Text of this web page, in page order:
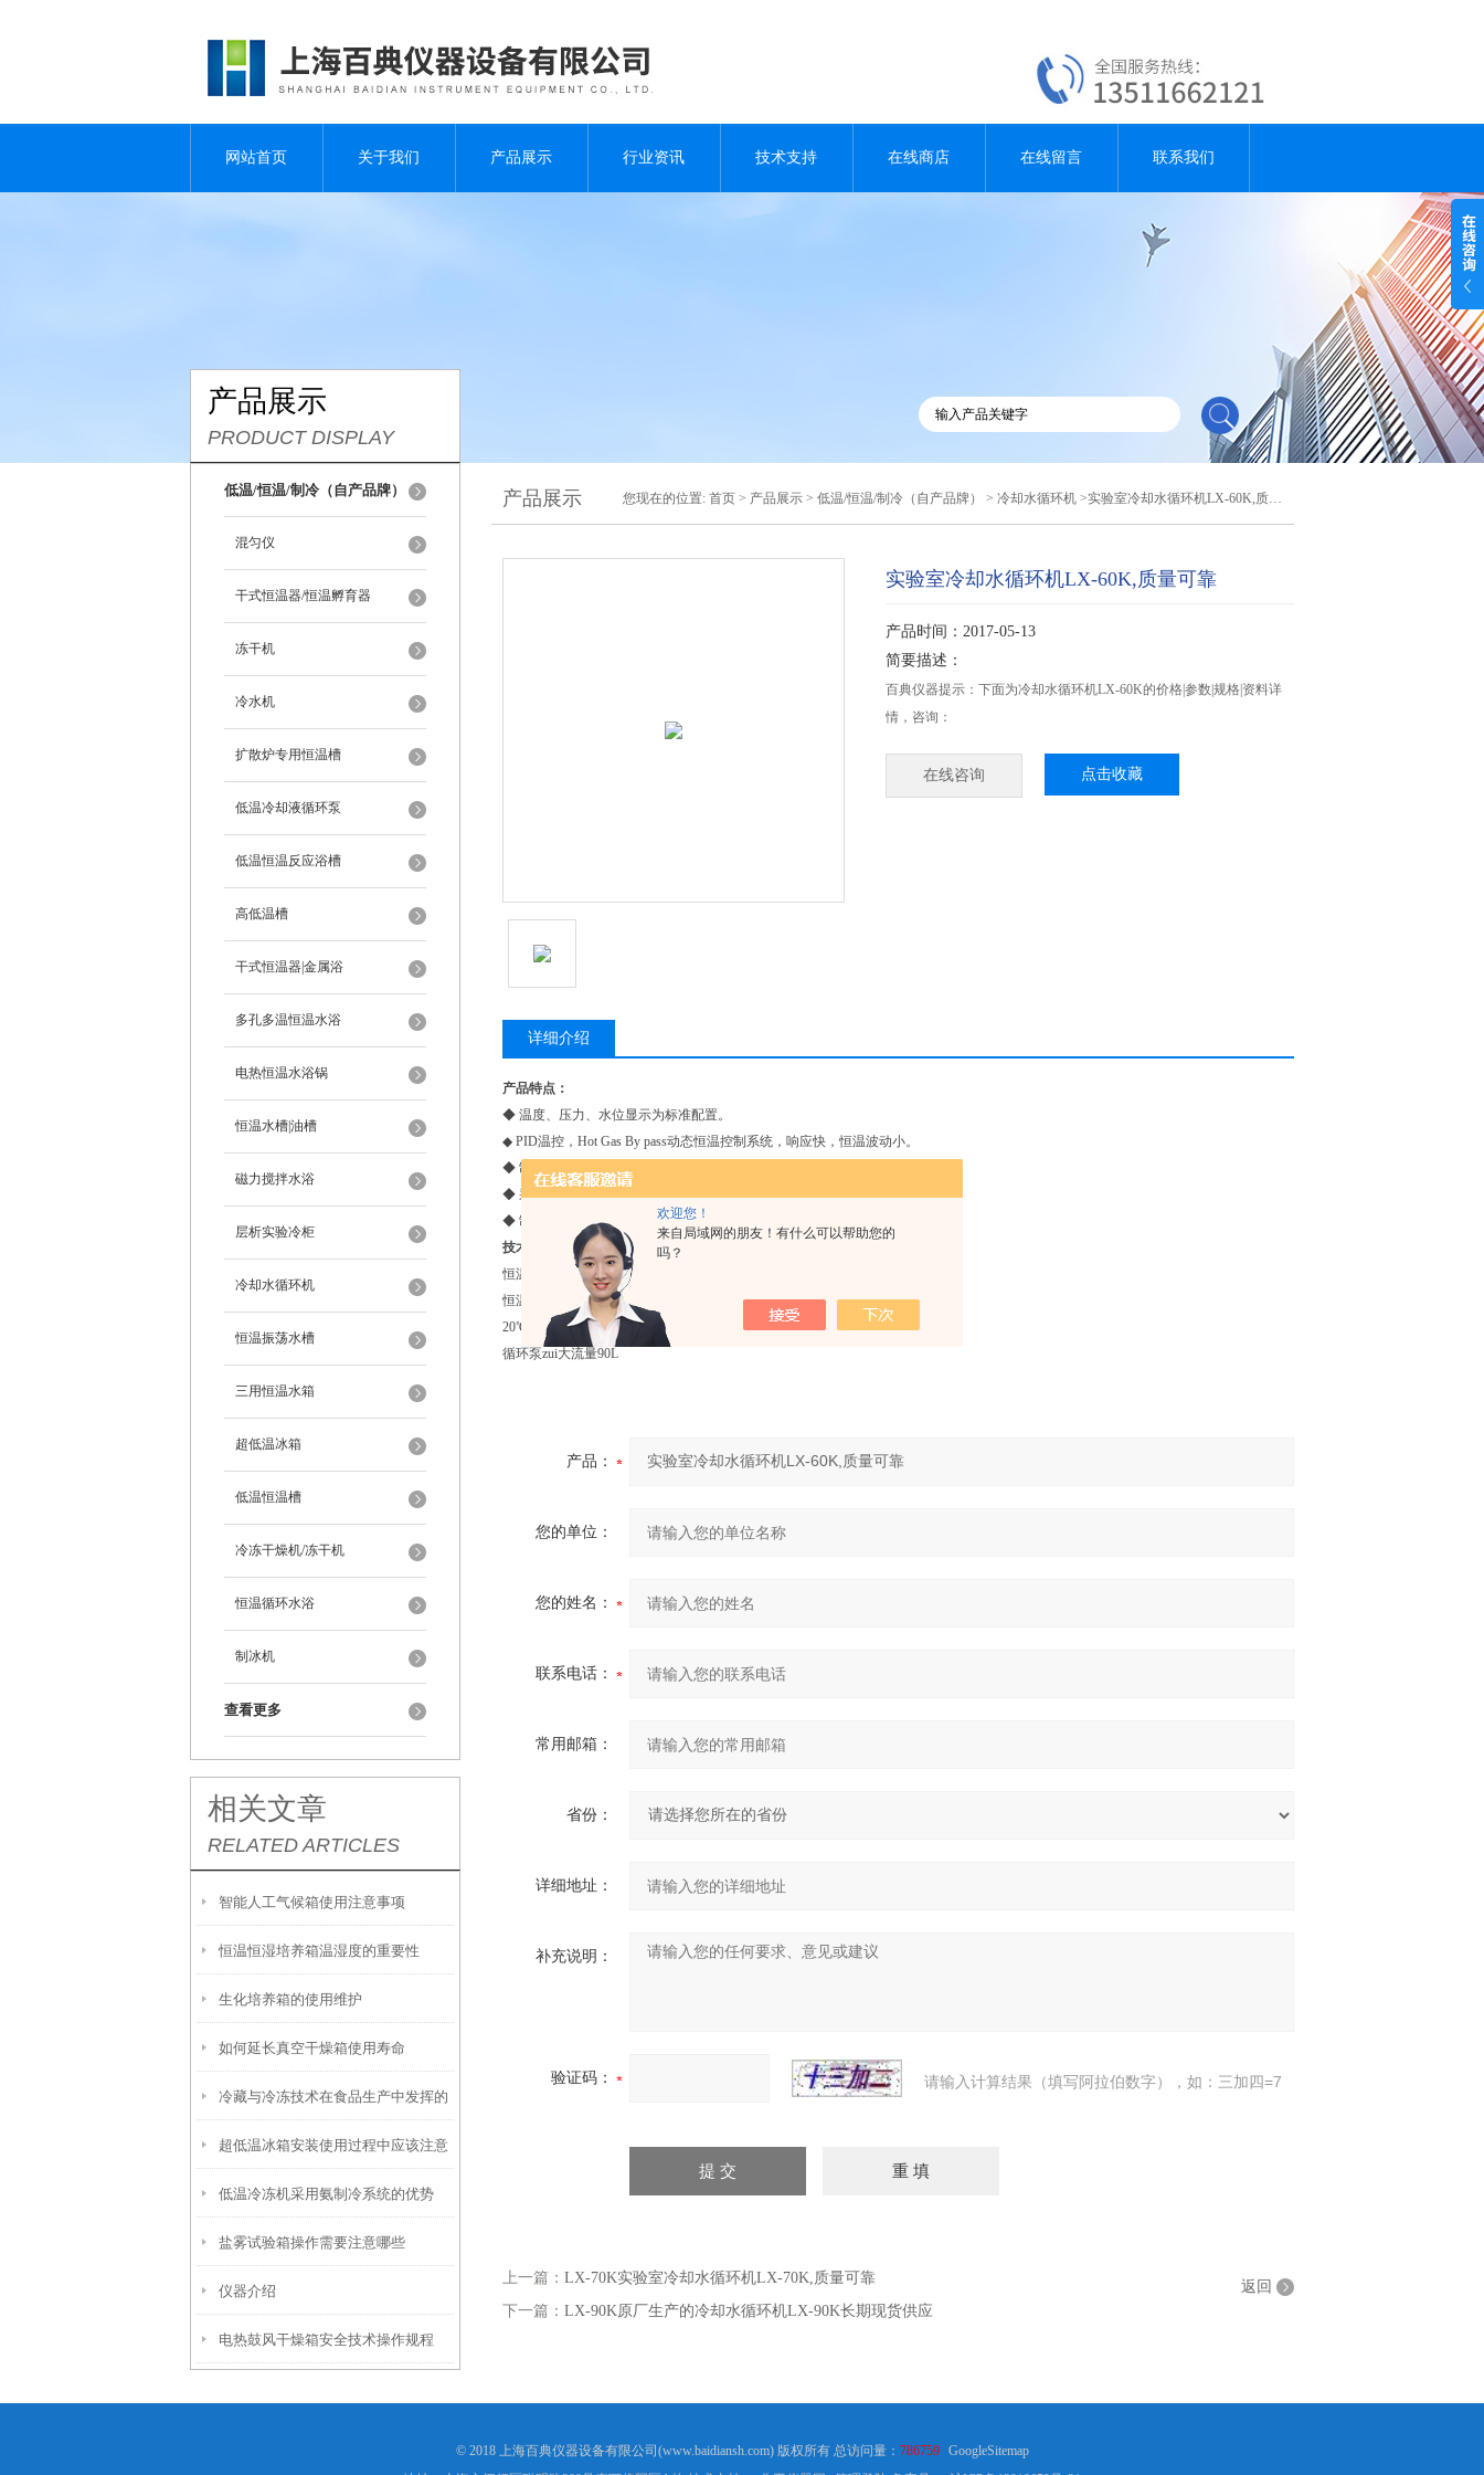
欢迎您！
来自局域网的朋友！有什么可以帮助您的
吗？
网站首页 关于我们 产品展示 行业资讯 技术支持 在线商店 在线留言 联系我们
产品展示
PRODUCT DISPLAY
低温/恒温/制冷（自产品牌）
混匀仪
干式恒温器/恒温孵育器
冻干机
冷水机
扩散炉专用恒温槽
低温冷却液循环泵
低温恒温反应浴槽
高低温槽
干式恒温器|金属浴
多孔多温恒温水浴
电热恒温水浴锅
恒温水槽|油槽
磁力搅拌水浴
层析实验冷柜
冷却水循环机
恒温振荡水槽
三用恒温水箱
超低温冰箱
低温恒温槽
冷冻干燥机/冻干机
恒温循环水浴
制冰机
查看更多
相关文章
RELATED ARTICLES
智能人工气候箱使用注意事项
恒温恒湿培养箱温湿度的重要性
生化培养箱的使用维护
如何延长真空干燥箱使用寿命
冷藏与冷冻技术在食品生产中发挥的
作用很关键
超低温冰箱安装使用过程中应该注意
的问题
低温冷冻机采用氨制冷系统的优势
盐雾试验箱操作需要注意哪些
仪器介绍
电热鼓风干燥箱安全技术操作规程
产品展示 您现在的位置: 首页 > 产品展示 > 低温/恒温/制冷（自产品牌） > 冷却水循环机 >实验室冷却水循环机LX-60K,质量可靠
实验室冷却水循环机LX-60K,质量可靠
产品时间：2017-05-13
简要描述：
百典仪器提示：下面为冷却水循环机LX-60K的价格|参数|规格|资料详
情，咨询：
在线咨询 点击收藏
详细介绍
产品特点：
◆ 温度、压力、水位显示为标准配置。
◆ PID温控，Hot Gas By pass动态恒温控制系统，响应快，恒温波动小。
◆ 制冷系统采用优质压缩机、制冷量大，降温快。
◆ 采用优质循环泵，循环流量大，压力高并连续可调。
◆ 制冷功率和循环泵压力可以满足实验室分析仪器的冷却和恒温。
技术参数：
恒温范围 8～25℃
恒温波动度±1℃
20℃室温之制冷量60KW
循环泵zui大流量90L
产品：
您的单位：
您的姓名：
联系电话：
常用邮箱：
省份：
详细地址：
补充说明：
验证码： 请输入计算结果（填写阿拉伯数字），如：三加四=7
上一篇： LX-70K实验室冷却水循环机LX-70K,质量可靠
下一篇： LX-90K原厂生产的冷却水循环机LX-90K长期现货供应
返回
© 2018 上海百典仪器设备有限公司(www.baidiansh.com) 版权所有 总访问量： 786759
GoogleSitemap